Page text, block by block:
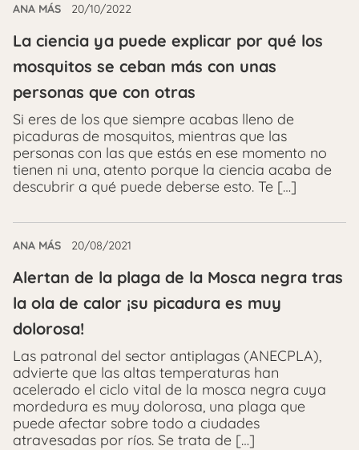
ANA MÁS 20/10/2022
La ciencia ya puede explicar por qué los
mosquitos se ceban más con unas
personas que con otras
Si eres de los que siempre acabas lleno de
picaduras de mosquitos, mientras que las
personas con las que estás en ese momento no
tienen ni una, atento porque la ciencia acaba de
descubrir a qué puede deberse esto. Te […]
ANA MÁS 20/08/2021
Alertan de la plaga de la Mosca negra tras
la ola de calor ¡su picadura es muy
dolorosa!
Las patronal del sector antiplagas (ANECPLA),
advierte que las altas temperaturas han
acelerado el ciclo vital de la mosca negra cuya
mordedura es muy dolorosa, una plaga que
puede afectar sobre todo a ciudades
atravesadas por ríos. Se trata de […]